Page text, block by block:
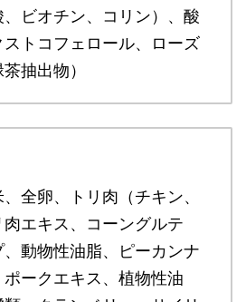
ビオチン、コリン）、酸
トコフェロール、ローズ
抽出物）
全卵、トリ肉（チキン、
エキス、コーングルテ
動物性油脂、ピーカンナ
ークエキス、植物性油